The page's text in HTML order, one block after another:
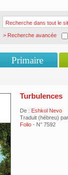
> Recherche avancée
Primaire
Turbulences
De : Eshkol Nevo
Traduit (hébreu)
Folio - N° 7592